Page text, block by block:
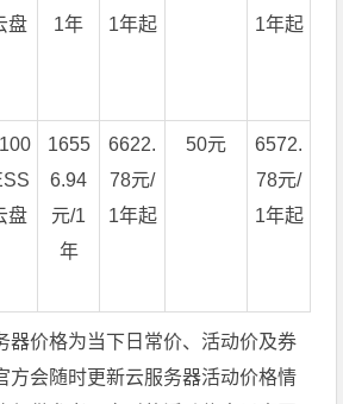
盘
1年
1年起
1年起
盘
1655
6.94
元/1
年
6622.
78元/
1年起
50元
6572.
78元/
1年起
器价格为当下日常价、活动价及券
方会随时更新云服务器活动价格情